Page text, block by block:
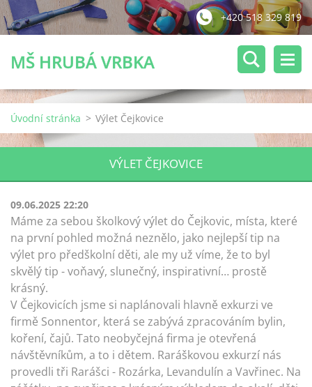
+420 518 329 819
MŠ HRUBÁ VRBKA
Úvodní stránka > Výlet Čejkovice
VÝLET ČEJKOVICE
09.06.2025 22:20
Máme za sebou školkový výlet do Čejkovic, místa, které
na první pohled možná neznělo, jako nejlepší tip na
výlet pro předškolní děti, ale my už víme, že to byl
skvělýtip - voňavý, slunečný, inspirativní… prostě
krásný.
V Čejkovicích jsme si naplánovali hlavně exkurzi ve
firmě Sonnentor, která se zabývá zpracováním bylin,
koření, čajů. Tato neobyčejná firma je otevřená
návštěvníkům, a to i dětem. Raráškovou exkurzí nás
provedli tři Rarášci - Rozárka, Levandulín a Vavřinec. Na